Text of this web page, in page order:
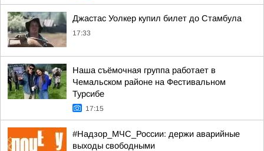
Джастас Уолкер купил билет до Стамбула
17:33
Наша съёмочная группа работает в
Чемальском районе на Фестивальном
Турсибе
17:15
#Надзор_МЧС_России: держи аварийные
выходы свободными